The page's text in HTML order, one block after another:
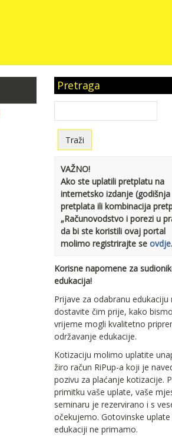
Pretraga
VAŽNO!
Ako ste uplatili pretplatu na
internetsko izdanje (godišnja
pretplata ili kombinacija
„Računovodstvo i porezi u
da bi ste koristili ovaj portal
molimo registrirajte seovdje.
Korisne napomene za
edukacija!
Prijave za odabranu
dostavite čim prije, kako
vrijeme mogli kvalitetno
održavanje edukacije.
Kotizaciju molimo uplatite
žiro račun RiPup-a koji je
pozivu za plaćanje kotizacije.
primitku vaše uplate, vaše
seminaru je rezervirano i s
očekujemo. Gotovinske
edukaciji ne primamo.